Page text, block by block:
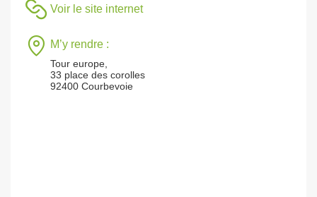
Voir le site internet
M’y rendre :
Tour europe,
33 place des corolles
92400 Courbevoie